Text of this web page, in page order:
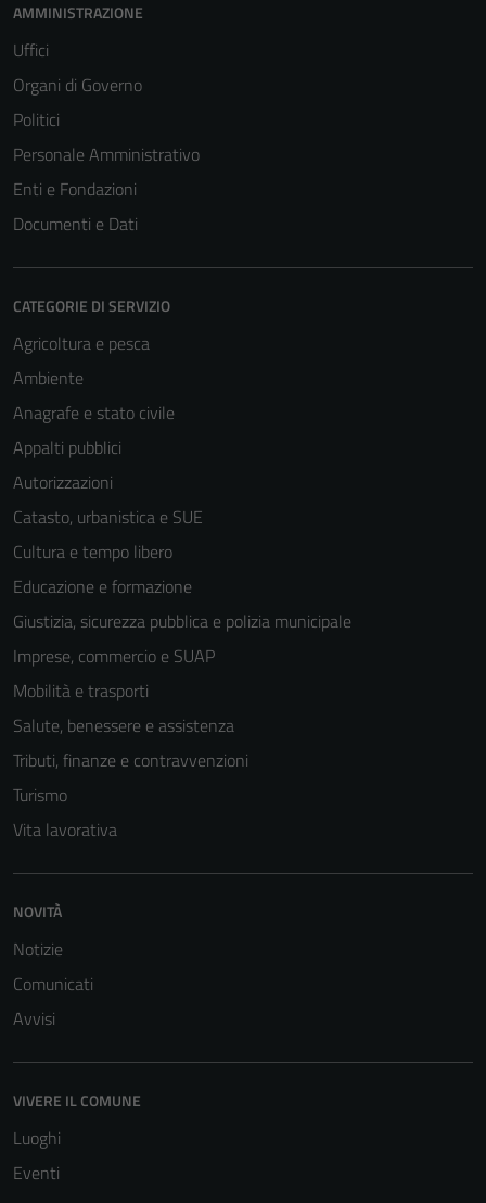
AMMINISTRAZIONE
Uffici
Organi di Governo
Politici
Personale Amministrativo
Enti e Fondazioni
Documenti e Dati
CATEGORIE DI SERVIZIO
Agricoltura e pesca
Ambiente
Anagrafe e stato civile
Appalti pubblici
Autorizzazioni
Catasto, urbanistica e SUE
Cultura e tempo libero
Educazione e formazione
Giustizia, sicurezza pubblica e polizia municipale
Imprese, commercio e SUAP
Mobilità e trasporti
Salute, benessere e assistenza
Tributi, finanze e contravvenzioni
Turismo
Vita lavorativa
NOVITÀ
Notizie
Comunicati
Avvisi
VIVERE IL COMUNE
Luoghi
Eventi